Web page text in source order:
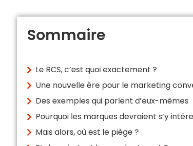
Sommaire
Le RCS, c’est quoi exactement ?
Une nouvelle ère pour le marketing
Des exemples qui parlent d’eux-mêmes
Pourquoi les marques devraient s’y
Mais alors, où est le piège ?